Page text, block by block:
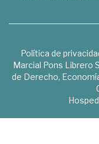
Política de
Marcial Pons Librero
de Derecho,